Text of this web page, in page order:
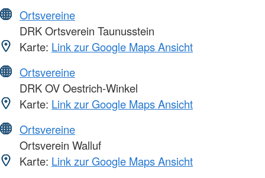
Ortsvereine
DRK Ortsverein Taunusstein
Karte: Link zur Google Maps Ansicht
Ortsvereine
DRK OV Oestrich-Winkel
Karte: Link zur Google Maps Ansicht
Ortsvereine
Ortsverein Walluf
Karte: Link zur Google Maps Ansicht